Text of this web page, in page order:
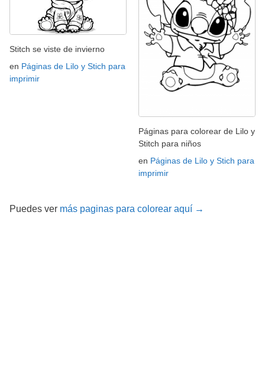
Stitch se viste de invierno
en Páginas de Lilo y Stich para
imprimir
Páginas para colorear de Lilo y
Stitch para niños
en Páginas de Lilo y Stich para
imprimir
Puedes ver más paginas para colorear aquí →